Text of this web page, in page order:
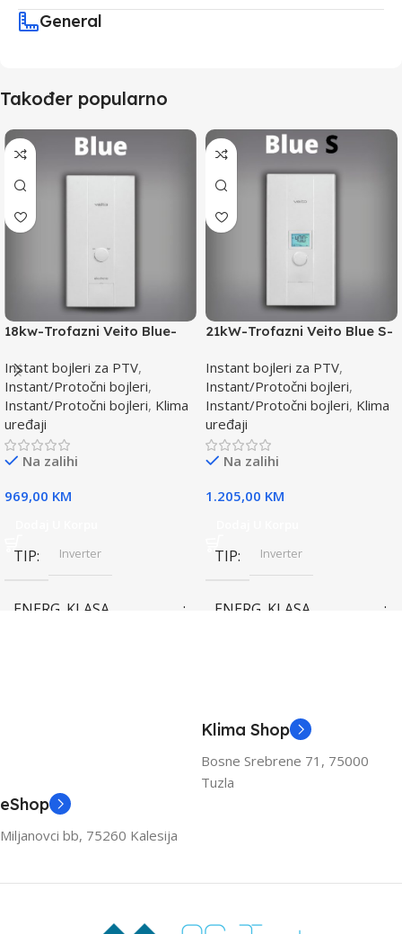
General
Također popularno
18kw-Trofazni Veito Blue-
Instant bojleri za PTV,
Instant/Protočni bojleri,
Instant/Protočni bojleri, Klima
uređaji
Na zalihi
969,00 KM
TIP Inverter
ENERG. KLASA
ZA PROSTOR DO (M2)
40
21kW-Trofazni Veito Blue S-
Instant bojleri za PTV,
Instant/Protočni bojleri,
Instant/Protočni bojleri, Klima
uređaji
Na zalihi
1.205,00 KM
TIP Inverter
ENERG. KLASA
KAPACITET HLAĐENJA
3.6
40
Klima Shop
Bosne Srebrene 71, 75000
Tuzla
eShop
Miljanovci bb, 75260 Kalesija